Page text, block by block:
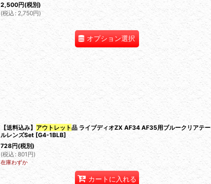
2,500円(税別)
(税込 : 2,750円)
オプション選択
【送料込み】 アウトレット品 ライブディオZX AF34 AF35用ブルークリアテー
ルレンズSet [G4-1BLB]
728円(税別)
(税込 : 801 円)
在庫わずか
カートに入れる